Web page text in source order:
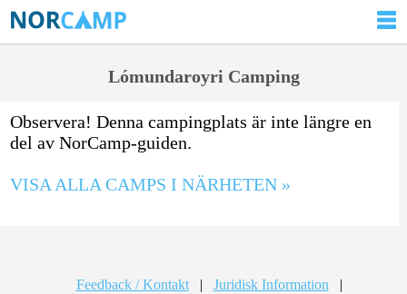
Lómundaroyri Camping
Observera! Denna campingplats är inte längre en
del av NorCamp-guiden.
VISA ALLA CAMPS I NÄRHETEN »
Feedback / Kontakt | Juridisk Information
|